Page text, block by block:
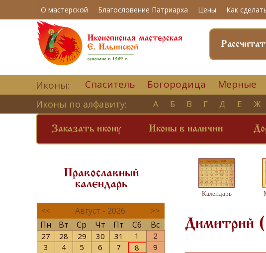
О мастерской Благословение Патриарха Цены Как
Иконы: Спаситель Богородица Мерные
Иконы по алфавиту: А Б В Г Д Е Ж
Заказать икону Иконы в наличии
Православный
календарь
<< Август - 2026
>>
Пн
Вт Ср Чт Пт Сб Вс
27 28 29 30 31 1
2
3
4 5 6 7 8
9
Календарь
Димитрий